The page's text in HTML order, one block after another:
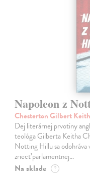
Napoleon z
Chesterton Gilbert Keith
Dej literárnej prvotiny
teológa Gilberta Keitha
Notting Hillu sa odohráva
zriecť parlamentnej…
Na sklade ?